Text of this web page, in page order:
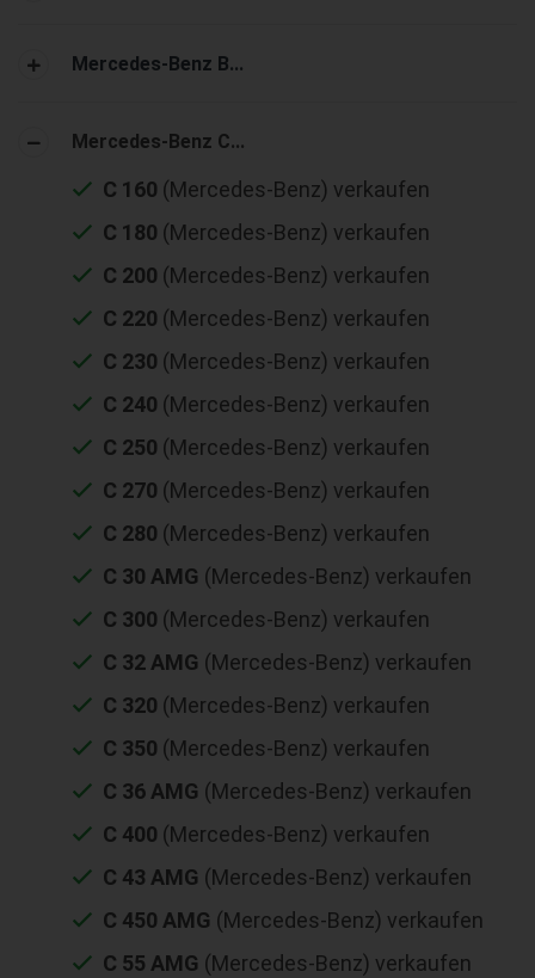
Mercedes-Benz B...
Mercedes-Benz C...
C 160 (Mercedes-Benz) verkaufen
C 180 (Mercedes-Benz) verkaufen
C 200 (Mercedes-Benz) verkaufen
C 220 (Mercedes-Benz) verkaufen
C 230 (Mercedes-Benz) verkaufen
C 240 (Mercedes-Benz) verkaufen
C 250 (Mercedes-Benz) verkaufen
C 270 (Mercedes-Benz) verkaufen
C 280 (Mercedes-Benz) verkaufen
C 30 AMG (Mercedes-Benz) verkaufen
C 300 (Mercedes-Benz) verkaufen
C 32 AMG (Mercedes-Benz) verkaufen
C 320 (Mercedes-Benz) verkaufen
C 350 (Mercedes-Benz) verkaufen
C 36 AMG (Mercedes-Benz) verkaufen
C 400 (Mercedes-Benz) verkaufen
C 43 AMG (Mercedes-Benz) verkaufen
C 450 AMG (Mercedes-Benz) verkaufen
C 55 AMG (Mercedes-Benz) verkaufen